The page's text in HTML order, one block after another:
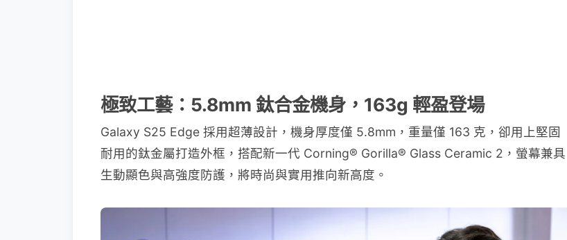
極致工藝：5.8mm 鈦合金機身，163g 輕盈登場
Galaxy S25 Edge 採用超薄設計，機身厚度僅 5.8mm，重量僅 163 克，卻用上堅固
耐用的鈦金屬打造外框，搭配新一代 Corning® Gorilla® Glass Ceramic 2，螢幕兼具
生動顯色與高強度防護，將時尚與實用推向新高度。